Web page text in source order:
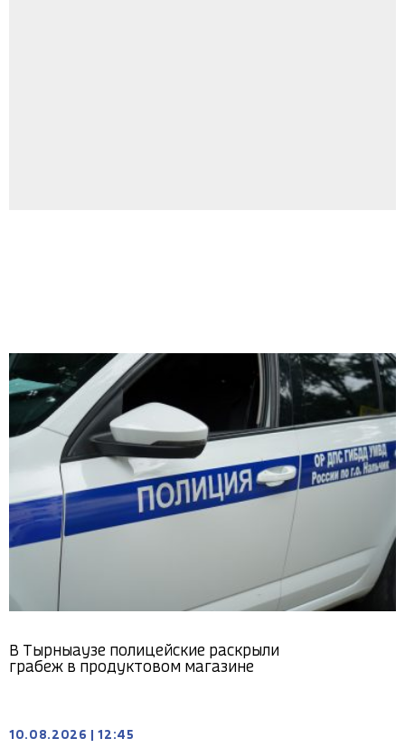
В Тырныаузе полицейские раскрыли
грабеж в продуктовом магазине
10.08.2026 12:45